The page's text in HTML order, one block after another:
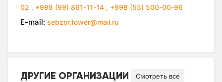
02 , +998 (99) 861-11-14 , +998 (55) 500-00-96
E-mail: sebzor.tower@mail.ru
ДРУГИЕ ОРГАНИЗАЦИИ Смотреть все